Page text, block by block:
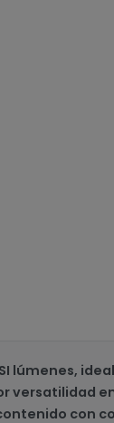
lúmenes,
versatilidad
con